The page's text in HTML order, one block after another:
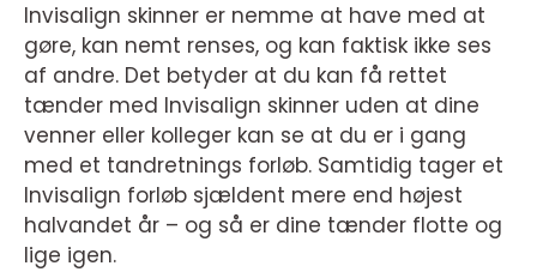
Invisalign skinner er nemme at have med at
gøre, kan nemt renses, og kan faktisk ikke ses
af andre. Det betyder at du kan få rettet
tænder med Invisalign skinner uden at dine
venner eller kolleger kan se at du er i gang
med et tandretnings forløb. Samtidig tager et
Invisalign forløb sjældent mere end højest
halvandet år – og så er dine tænder flotte og
lige igen.